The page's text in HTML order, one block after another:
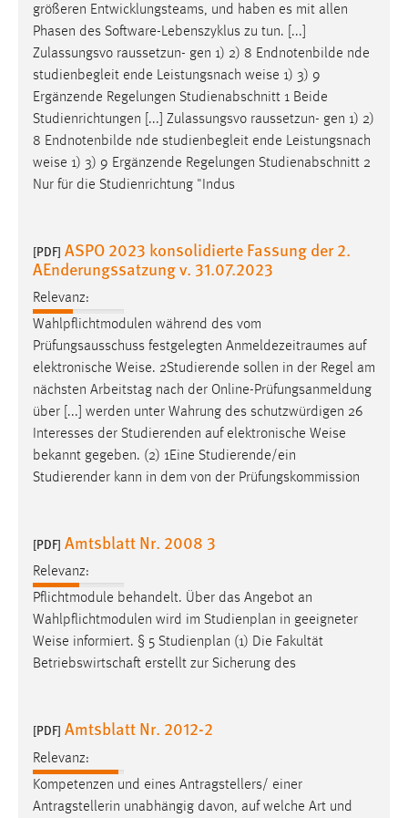
größeren Entwicklungsteams, und haben es mit allen
Phasen des Software-Lebenszyklus zu tun. [...]
Zulassungsvo raussetzun- gen 1) 2) 8 Endnotenbilde nde
studienbegleit ende Leistungsnach weise 1) 3) 9
Ergänzende Regelungen Studienabschnitt 1 Beide
Studienrichtungen [...] Zulassungsvo raussetzun- gen 1) 2)
8 Endnotenbilde nde studienbegleit ende Leistungsnach
weise 1) 3) 9 Ergänzende Regelungen Studienabschnitt 2
Nur für die Studienrichtung "Indus
[PDF] ASPO 2023 konsolidierte Fassung der 2.
AEnderungssatzung v. 31.07.2023
Relevanz:
Wahlpflichtmodulen während des vom
Prüfungsausschuss festgelegten Anmeldezeitraumes auf
elektronische Weise. 2Studierende sollen in der Regel am
nächsten Arbeitstag nach der Online-Prüfungsanmeldung
über [...] werden unter Wahrung des schutzwürdigen 26
Interesses der Studierenden auf elektronische Weise
bekannt gegeben. (2) 1Eine Studierende/ein
Studierender kann in dem von der Prüfungskommission
[PDF] Amtsblatt Nr. 2008 3
Relevanz:
Pflichtmodule behandelt. Über das Angebot an
Wahlpflichtmodulen wird im Studienplan in geeigneter
Weise informiert. § 5 Studienplan (1) Die Fakultät
Betriebswirtschaft erstellt zur Sicherung des
[PDF] Amtsblatt Nr. 2012-2
Relevanz:
Kompetenzen und eines Antragstellers/ einer
Antragstellerin unabhängig davon, auf welche Art und